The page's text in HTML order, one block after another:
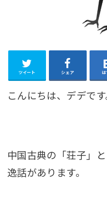
ツイート シェア は
こんにちは、デデです
中国古典の「荘子」
逸話があります。